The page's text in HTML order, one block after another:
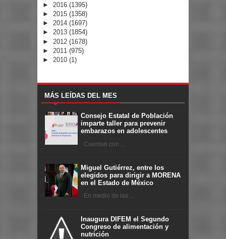
► 2016 (1395)
► 2015 (1358)
► 2014 (1697)
► 2013 (1854)
► 2012 (1678)
► 2011 (975)
► 2010 (1)
MÁS LEÍDAS DEL MES
Consejo Estatal de Población
imparte taller para prevenir
embarazos en adolescentes
Cuentan con ...
Miguel Gutiérrez, entre los
elegidos para dirigir a MORENA
en el Estado de México
En medio de las ...
Inaugura DIFEM el Segundo
Congreso de alimentación y
nutrición